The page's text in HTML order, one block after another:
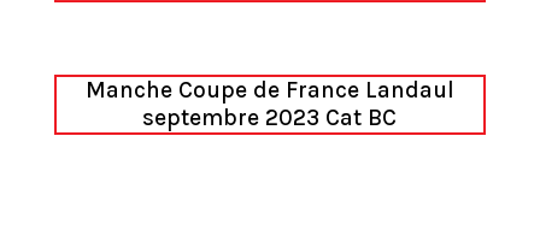
Manche Coupe de France Landaul
septembre 2023 Cat BC